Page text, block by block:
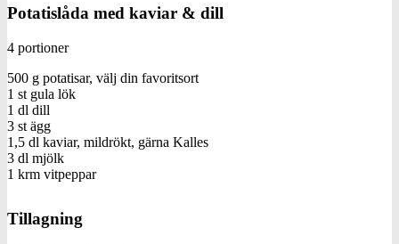
Potatislåda med kaviar & dill
4 portioner
500 g potatisar, välj din favoritsort
1 st gula lök
1 dl dill
3 st ägg
1,5 dl kaviar, mildrökt, gärna Kalles
3 dl mjölk
1 krm vitpeppar
Tillagning